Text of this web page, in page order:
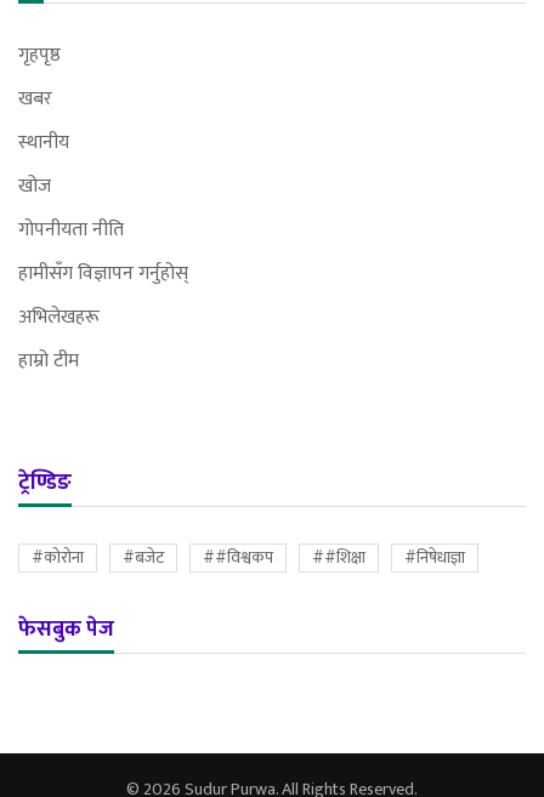
गृहपृष्ठ
खबर
स्थानीय
खोज
गोपनीयता नीति
हामीसँग विज्ञापन गर्नुहोस्
अभिलेखहरू
हाम्रो टीम
ट्रेण्डिङ
#कोरोना #बजेट ##विश्वकप ##शिक्षा #निषेधाज्ञा
फेसबुक पेज
© 2026 Sudur Purwa. All Rights Reserved.